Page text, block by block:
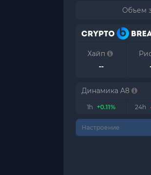
Объем
Хайп
--
Динамика A8
1h +0.11% 24h
Настроение